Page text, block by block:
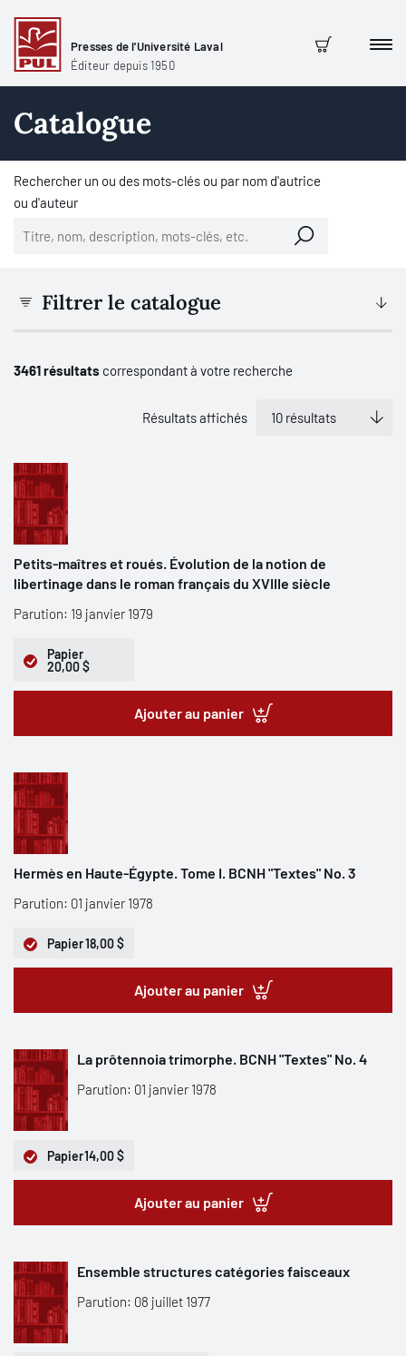
Presses de l'Université Laval
Éditeur depuis 1950
Panier
Catalogue
Rechercher un ou des mots-clés ou par nom d'autrice
ou d'auteur
Filtrer le catalogue
3461 résultats correspondant à votre recherche
Résultats affichés
Petits-maîtres et roués. Évolution de la notion de
libertinage dans le roman français du XVIIIe siècle
Parution: 19 janvier 1979
Papier
20,00 $
Ajouter au panier
Hermès en Haute-Égypte. Tome I. BCNH "Textes" No. 3
Parution: 01 janvier 1978
Papier18,00 $
Ajouter au panier
La prôtennoia trimorphe. BCNH "Textes" No. 4
Parution: 01 janvier 1978
Papier14,00 $
Ajouter au panier
Ensemble structures catégories faisceaux
Parution: 08 juillet 1977